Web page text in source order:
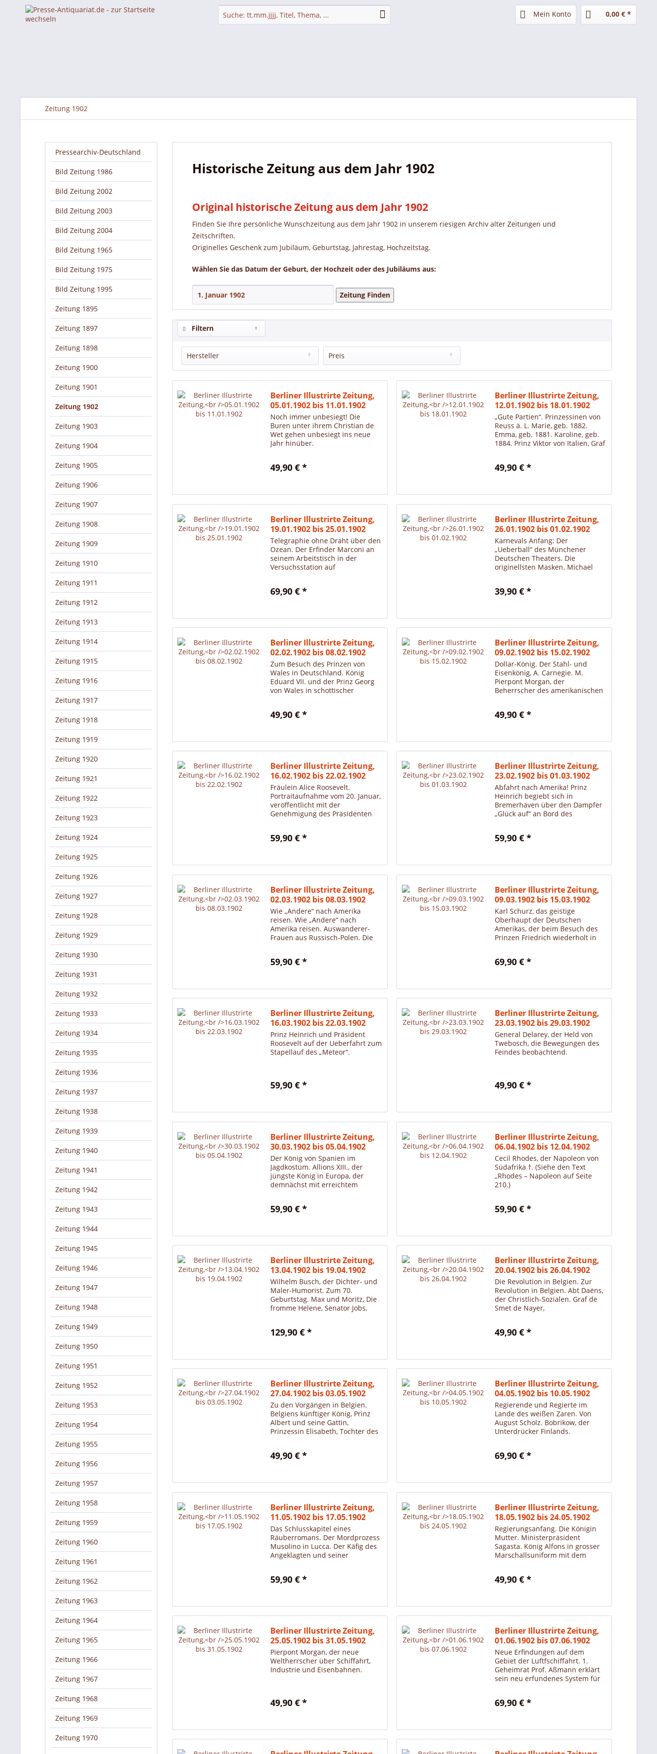
Mein Konto 0,00 € *
Zeitung 1902
Pressearchiv-Deutschland
Bild Zeitung 1986
Bild Zeitung 2002
Bild Zeitung 2003
Bild Zeitung 2004
Bild Zeitung 1965
Bild Zeitung 1975
Bild Zeitung 1995
Zeitung 1895
Zeitung 1897
Zeitung 1898
Zeitung 1900
Zeitung 1901
Zeitung 1902
Zeitung 1903
Zeitung 1904
Zeitung 1905
Zeitung 1906
Zeitung 1907
Zeitung 1908
Zeitung 1909
Zeitung 1910
Zeitung 1911
Zeitung 1912
Zeitung 1913
Zeitung 1914
Zeitung 1915
Zeitung 1916
Zeitung 1917
Zeitung 1918
Zeitung 1919
Zeitung 1920
Zeitung 1921
Zeitung 1922
Zeitung 1923
Zeitung 1924
Zeitung 1925
Zeitung 1926
Zeitung 1927
Zeitung 1928
Zeitung 1929
Zeitung 1930
Zeitung 1931
Zeitung 1932
Zeitung 1933
Zeitung 1934
Zeitung 1935
Zeitung 1936
Zeitung 1937
Zeitung 1938
Zeitung 1939
Zeitung 1940
Zeitung 1941
Zeitung 1942
Zeitung 1943
Zeitung 1944
Zeitung 1945
Zeitung 1946
Zeitung 1947
Zeitung 1948
Zeitung 1949
Zeitung 1950
Zeitung 1951
Zeitung 1952
Zeitung 1953
Zeitung 1954
Zeitung 1955
Zeitung 1956
Zeitung 1957
Zeitung 1958
Zeitung 1959
Zeitung 1960
Zeitung 1961
Zeitung 1962
Zeitung 1963
Zeitung 1964
Zeitung 1965
Zeitung 1966
Zeitung 1967
Zeitung 1968
Zeitung 1969
Zeitung 1970
Historische Zeitung aus dem Jahr 1902
Original historische Zeitung aus dem Jahr 1902
Finden Sie Ihre persönliche Wunschzeitung aus dem Jahr 1902 in unserem riesigen Archiv alter Zeitungen und
Zeitschriften.
Originelles Geschenk zum Jubiläum, Geburtstag, Jahrestag, Hochzeitstag.
Wählen Sie das Datum der Geburt, der Hochzeit oder des Jubiläums aus:
Zeitung Finden
Filtern
Hersteller
Berliner Illustrierte Zeitung
Preis
Berliner Illustrirte Zeitung,
05.01.1902 bis 11.01.1902
Noch immer unbesiegt! Die
Buren unter ihrem Christian de
Wet gehen unbesiegt ins neue
Jahr hinüber.
49,90 € *
Berliner Illustrirte Zeitung,
12.01.1902 bis 18.01.1902
„Gute Partien“. Prinzessinen von
Reuss ä. L. Marie, geb. 1882.
Emma, geb. 1881. Karoline, geb.
1884. Prinz Viktor von Italien, Graf
des Prinzen Ludwig, geb. 1881.
49,90 € *
Berliner Illustrirte Zeitung,
19.01.1902 bis 25.01.1902
Telegraphie ohne Draht über den
Ozean. Der Erfinder Marconi an
seinem Arbeitstisch in der
Versuchsstation auf
69,90 € *
Berliner Illustrirte Zeitung,
26.01.1902 bis 01.02.1902
Karnevals Anfang: Der
„Ueberball“ des Münchener
Deutschen Theaters. Die
originellsten Masken. Michael
39,90 € *
Berliner Illustrirte Zeitung,
02.02.1902 bis 08.02.1902
Zum Besuch des Prinzen von
Wales in Deutschland. König
Eduard VII. und der Prinz Georg
von Wales in schottischer
49,90 € *
Berliner Illustrirte Zeitung,
09.02.1902 bis 15.02.1902
Dollar-König. Der Stahl- und
Eisenkönig, A. Carnegie. M.
Pierpont Morgan, der
Beherrscher des amerikanischen
Stanford-Universität in
49,90 € *
Berliner Illustrirte Zeitung,
16.02.1902 bis 22.02.1902
Fräulein Alice Roosevelt.
Portraitaufnahme vom 20. Januar,
veröffentlicht mit der
Genehmigung des Präsidenten
59,90 € *
Berliner Illustrirte Zeitung,
23.02.1902 bis 01.03.1902
Abfahrt nach Amerika! Prinz
Heinrich begiebt sich in
Bremerhaven über den Dampfer
„Glück auf“ an Bord des
Korrespondent und der
59,90 € *
Berliner Illustrirte Zeitung,
02.03.1902 bis 08.03.1902
Wie „Andere“ nach Amerika
reisen. Wie „Andere“ nach
Amerika reisen. Auswanderer-
Frauen aus Russisch-Polen. Die
der Einwanderer-Hallen. Die
59,90 € *
Berliner Illustrirte Zeitung,
09.03.1902 bis 15.03.1902
Karl Schurz, das geistige
Oberhaupt der Deutschen
Amerikas, der beim Besuch des
Prinzen Friedrich wiederholt in
69,90 € *
Berliner Illustrirte Zeitung,
16.03.1902 bis 22.03.1902
Prinz Heinrich und Präsident
Roosevelt auf der Ueberfahrt zum
Stapellauf des „Meteor“.
59,90 € *
Berliner Illustrirte Zeitung,
23.03.1902 bis 29.03.1902
General Delarey, der Held von
Twebosch, die Bewegungen des
Feindes beobachtend.
49,90 € *
Berliner Illustrirte Zeitung,
30.03.1902 bis 05.04.1902
Der König von Spanien im
Jagdkostüm. Allions XIII., der
jüngste König in Europa, der
demnächst mit erreichtem
Franzen, phot.
59,90 € *
Berliner Illustrirte Zeitung,
06.04.1902 bis 12.04.1902
Cecil Rhodes, der Napoleon von
Südafrika †. (Siehe den Text
„Rhodes – Napoleon auf Seite
210.)
59,90 € *
Berliner Illustrirte Zeitung,
13.04.1902 bis 19.04.1902
Wilhelm Busch, der Dichter- und
Maler-Humorist. Zum 70.
Geburtstag. Max und Moritz, Die
fromme Helene, Senator Jobs,
Tobias Knopp, Maler Klecksel,
129,90 € *
Berliner Illustrirte Zeitung,
20.04.1902 bis 26.04.1902
Die Revolution in Belgien. Zur
Revolution in Belgien. Abt Daëns,
der Christlich-Sozialen. Graf de
Smet de Nayer,
Van der Velde, der der belgischen
49,90 € *
Berliner Illustrirte Zeitung,
27.04.1902 bis 03.05.1902
Zu den Vorgängen in Belgien.
Belgiens künftiger König, Prinz
Albert und seine Gattin,
Prinzessin Elisabeth, Tochter des
49,90 € *
Berliner Illustrirte Zeitung,
04.05.1902 bis 10.05.1902
Regierende und Regierte im
Lande des weißen Zaren. Von
August Scholz. Bobrikow, der
Unterdrücker Finlands.
und Befürworter der
69,90 € *
Berliner Illustrirte Zeitung,
11.05.1902 bis 17.05.1902
Das Schlusskapitel eines
Räuberromans. Der Mordprozess
Musolino in Lucca. Der Käfig des
Angeklagten und seiner
phot.
59,90 € *
Berliner Illustrirte Zeitung,
18.05.1902 bis 24.05.1902
Regierungsanfang. Die Königin
Mutter. Ministerpräsident
Sagasta. König Alfons in grosser
Marschallsuniform mit dem
grossen Manövern. Aus Blanco y
49,90 € *
Berliner Illustrirte Zeitung,
25.05.1902 bis 31.05.1902
Pierpont Morgan, der neue
Weltherrscher über Schiffahrt,
Industrie und Eisenbahnen.
49,90 € *
Berliner Illustrirte Zeitung,
01.06.1902 bis 07.06.1902
Neue Erfindungen auf dem
Gebiet der Luftfschiffahrt. 1.
Geheimrat Prof. Aßmann erklärt
sein neu erfundenes System für
Aßmannscher Methode 3.
69,90 € *